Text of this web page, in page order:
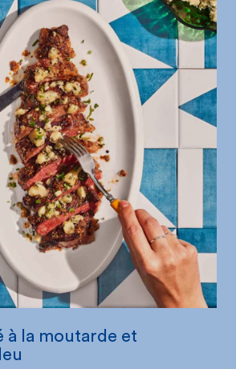
à la moutarde et